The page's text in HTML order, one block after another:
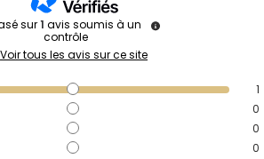
sur1 avis soumis à un
contrôle
Voir tous les avis sur ce site
1
0
0
0